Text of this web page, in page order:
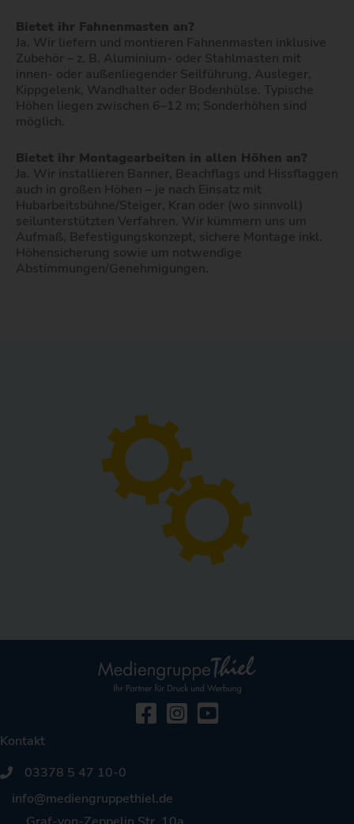
Bietet ihr Fahnenmasten an?
Ja. Wir liefern und montieren Fahnenmasten inklusive
Zubehör – z. B. Aluminium- oder Stahlmasten mit
innen- oder außenliegender Seilführung, Ausleger,
Kippgelenk, Wandhalter oder Bodenhülse. Typische
Höhen liegen zwischen 6–12 m; Sonderhöhen sind
möglich.
Bietet ihr Montagearbeiten in allen Höhen an?
Ja. Wir installieren Banner, Beachflags und Hissflaggen
auch in großen Höhen – je nach Einsatz mit
Hubarbeitsbühne/Steiger, Kran oder (wo sinnvoll)
seilunterstützten Verfahren. Wir kümmern uns um
Aufmaß, Befestigungskonzept, sichere Montage inkl.
Höhensicherung sowie um notwendige
Abstimmungen/Genehmigungen.
FacebookInstagramm
YouTube
Kontakt
03378 5 47 10-0
info@mediengruppethiel.de